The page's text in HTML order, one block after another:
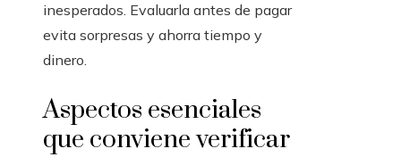
inesperados. Evaluarla antes de pagar
evita sorpresas y ahorra tiempo y
dinero.
Aspectos esenciales
que conviene verificar